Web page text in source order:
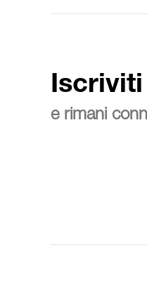
e rimani